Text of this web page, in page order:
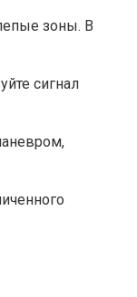
зоны. В
сигнал